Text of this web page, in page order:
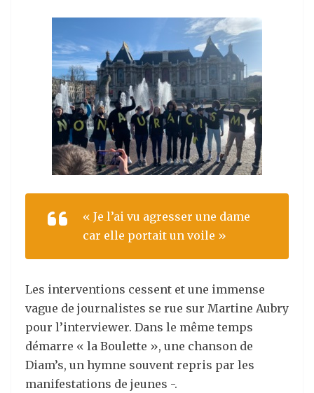
« Je l’ai vu agresser une dame
car elle portait un voile »
Les interventions cessent et une immense
vague de journalistes se rue sur Martine Aubry
pour l’interviewer. Dans le même temps
démarre « la Boulette », une chanson de
Diam’s, un hymne souvent repris par les
manifestations de jeunes -.